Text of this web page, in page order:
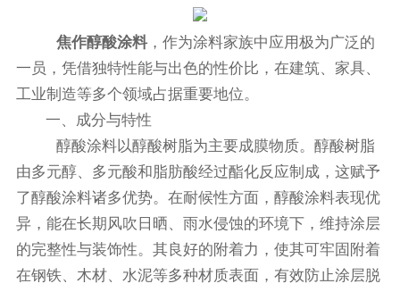
焦作醇酸涂料，作为涂料家族中应用极为广泛的
一员，凭借独特性能与出色的性价比，在建筑、家具、
工业制造等多个领域占据重要地位。​
一、成分与特性​
醇酸涂料以醇酸树脂为主要成膜物质。醇酸树脂
由多元醇、多元酸和脂肪酸经过酯化反应制成，这赋予
了醇酸涂料诸多优势。在耐候性方面，醇酸涂料表现优
异，能在长期风吹日晒、雨水侵蚀的环境下，维持涂层
的完整性与装饰性。其良好的附着力，使其可牢固附着
在钢铁、木材、水泥等多种材质表面，有效防止涂层脱